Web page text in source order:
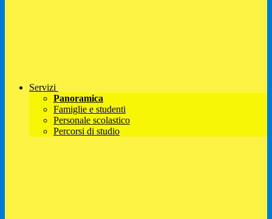
Servizi
Panoramica
Famiglie e studenti
Personale scolastico
Percorsi di studio